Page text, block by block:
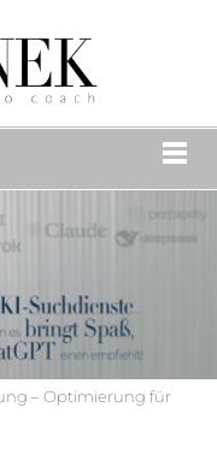
– Optimierung für